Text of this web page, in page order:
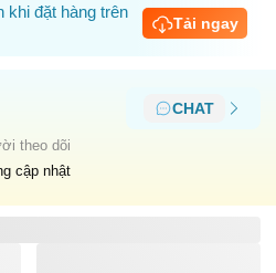
khi đặt hàng trên
Tải ngay
CHAT
theo dõi
cập nhật